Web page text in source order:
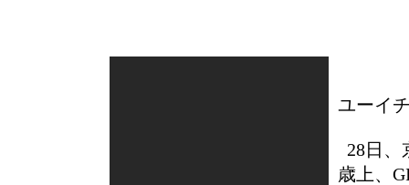
ユーイ
28日、
歳上、